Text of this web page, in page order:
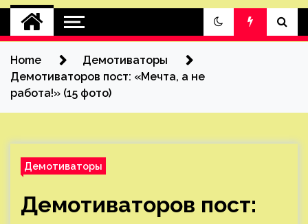
Home
Демотиваторы
Демотиваторов пост: «Мечта, а не
работа!» (15 фото)
Демотиваторы
Демотиваторов пост: